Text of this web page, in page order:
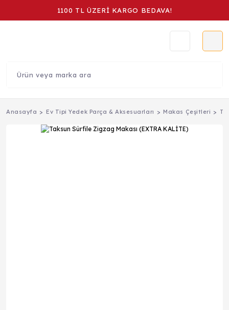
1100 TL ÜZERİ KARGO BEDAVA!
Anasayfa Ev Tipi Yedek Parça & Aksesuarları Makas Çeşitleri